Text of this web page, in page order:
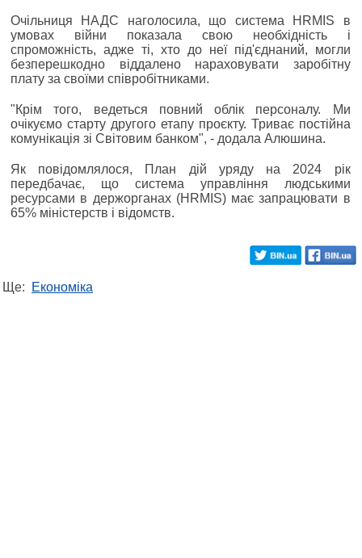
Очільниця НАДС наголосила, що система HRMIS в
умовах війни показала свою необхідність і
спроможність, адже ті, хто до неї під'єднаний, могли
безперешкодно віддалено нараховувати заробітну
плату за своїми співробітниками.
"Крім того, ведеться повний облік персоналу. Ми
очікуємо старту другого етапу проєкту. Триває постійна
комунікація зі Світовим банком", - додала Алюшина.
Як повідомлялося, План дій уряду на 2024 рік
передбачає, що система управління людськими
ресурсами в держорганах (HRMIS) має запрацювати в
65% міністерств і відомств.
Ще: Економіка